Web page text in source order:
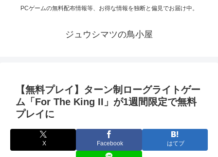
PCゲームの無料配布情報等、お得な情報を独断と偏見でお届け中。
ジュウシマツの鳥小屋
【無料プレイ】ターン制ローグライトゲー
ム「For The King II」が1週間限定で無料
プレイに
X Facebook はてブ